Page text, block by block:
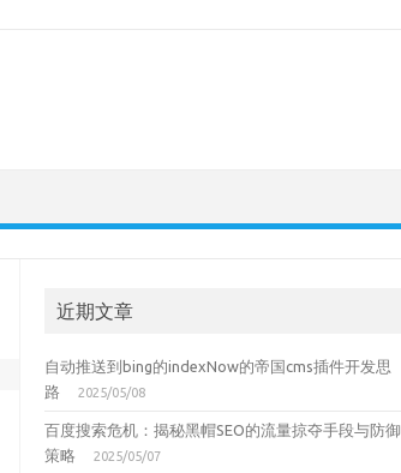
近期文章
自动推送到bing的indexNow的帝国cms插件开发思
路
2025/05/08
百度搜索危机：揭秘黑帽SEO的流量掠夺手段与防御
策略
2025/05/07